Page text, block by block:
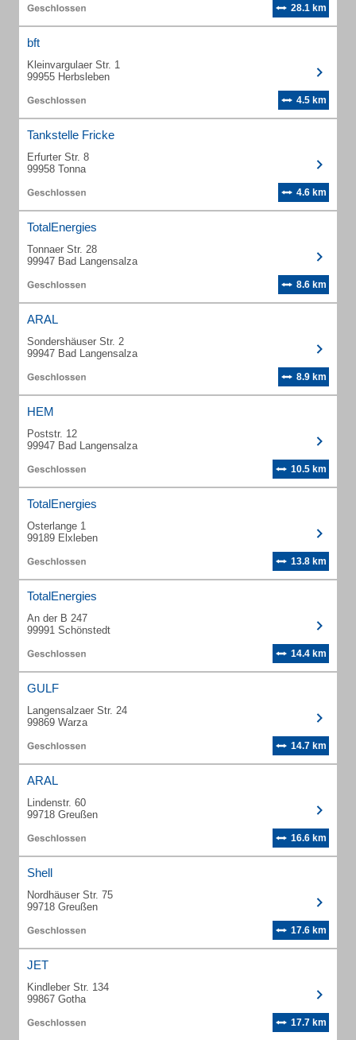
28.1 km
bft
Kleinvargulaer Str. 1
99955 Herbsleben
4.5 km
Tankstelle Fricke
Erfurter Str. 8
99958 Tonna
4.6 km
TotalEnergies
Tonnaer Str. 28
99947 Bad Langensalza
8.6 km
ARAL
Sondershäuser Str. 2
99947 Bad Langensalza
8.9 km
HEM
Poststr. 12
99947 Bad Langensalza
10.5 km
TotalEnergies
Osterlange 1
99189 Elxleben
13.8 km
TotalEnergies
An der B 247
99991 Schönstedt
14.4 km
GULF
Langensalzaer Str. 24
99869 Warza
14.7 km
ARAL
Lindenstr. 60
99718 Greußen
16.6 km
Shell
Nordhäuser Str. 75
99718 Greußen
17.6 km
JET
Kindleber Str. 134
99867 Gotha
17.7 km